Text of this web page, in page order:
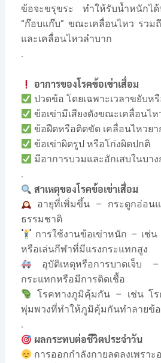
ข้อจะขรุขระ ทำให้รับน้ำหนักได้
“ก๊อบแก๊บ” ขณะเคลื่อนไหว รวม
และเคลื่อนไหวลำบาก
.
อาการของโรคข้อเข่าเสื่อม
ปวดข้อ โดยเฉพาะเวลาขยับห
ข้อเข่ามีเสียงดังขณะเคลื่อนไห
ข้อฝืดหรือติดขัด เคลื่อนไหวยา
ข้อเข่าผิดรูป หรือโก่งผิดปกติ
มีอาการบวมและอักเสบในบา
.
สาเหตุของโรคข้อเข่าเสื่อม
อายุที่เพิ่มขึ้น – กระดูกอ่อนแ
ธรรมชาติ
การใช้งานข้อเข่าหนัก – เช่
หรือเล่นกีฬาที่มีแรงกระแทกสูง
อุบัติเหตุหรือการบาดเจ็บ
กระแทกหรือมีการติดเชื้อ
โรคทางภูมิคุ้มกัน – เช่น โ
พุ่มพวงที่ทำให้ภูมิคุ้มกันทำลายข้อ
.
ผลกระทบต่อชีวิตประจำวัน
การออกกำลังกายลดลงเพราะ